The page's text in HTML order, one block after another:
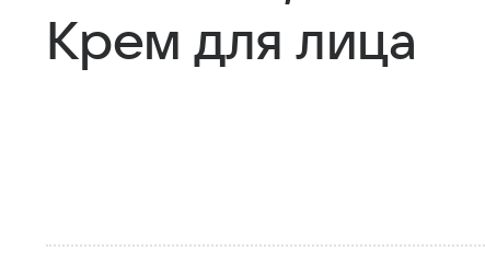
Крем для лица